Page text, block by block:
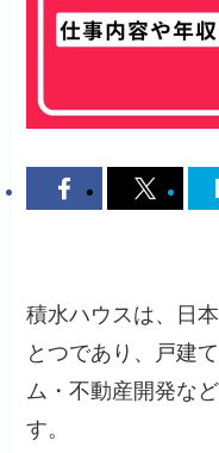
積水ハウスは、日
とつであり、戸建
ム・不動産開発な
す。